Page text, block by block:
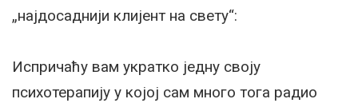
„најдосаднији клијент на свету“:
Испричаћу вам укратко једну своју
психотерапију у којој сам много тога радио